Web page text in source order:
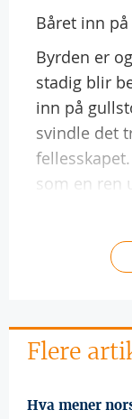
Båret inn
Byrden er
stadig blir
inn på
svindle det
som en ren
Flere
Hva mener